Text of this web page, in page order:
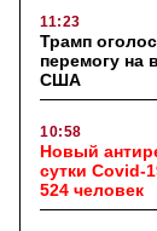
11:23
Трамп
перемогу на
США
10:58
Новый
сутки Covid-
524 человек